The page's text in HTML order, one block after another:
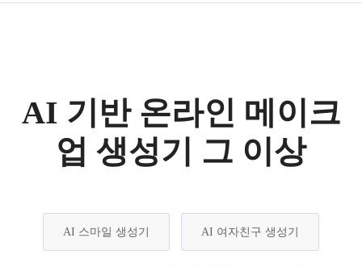
AI 기반 온라인 메이크
업 생성기 그 이상
AI 스마일 생성기 AI 여자친구 생성기